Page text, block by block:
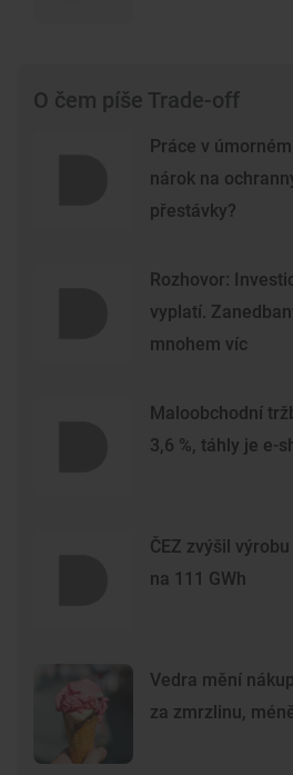
O čem píše Trade-off
Práce v
nárok na
přestávky?
Rozhovor:
vyplatí.
mnohem víc
Maloobchodní
3,6 %, táhly je e-
ČEZ zvýšil
na 111 GWh
Vedra mění
za zmrzlinu,